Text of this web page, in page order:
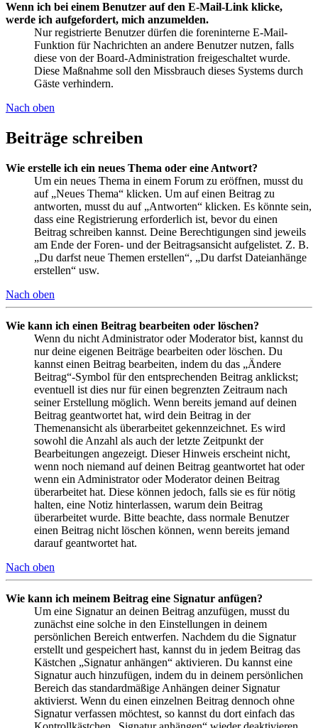
Wenn ich bei einem Benutzer auf den E-Mail-Link klicke,
werde ich aufgefordert, mich anzumelden.
Nur registrierte Benutzer dürfen die foreninterne E-Mail-
Funktion für Nachrichten an andere Benutzer nutzen, falls
diese von der Board-Administration freigeschaltet wurde.
Diese Maßnahme soll den Missbrauch dieses Systems durch
Gäste verhindern.
Nach oben
Beiträge schreiben
Wie erstelle ich ein neues Thema oder eine Antwort?
Um ein neues Thema in einem Forum zu eröffnen, musst du
auf „Neues Thema“ klicken. Um auf einen Beitrag zu
antworten, musst du auf „Antworten“ klicken. Es könnte sein,
dass eine Registrierung erforderlich ist, bevor du einen
Beitrag schreiben kannst. Deine Berechtigungen sind jeweils
am Ende der Foren- und der Beitragsansicht aufgelistet. Z. B.
„Du darfst neue Themen erstellen“, „Du darfst Dateianhänge
erstellen“ usw.
Nach oben
Wie kann ich einen Beitrag bearbeiten oder löschen?
Wenn du nicht Administrator oder Moderator bist, kannst du
nur deine eigenen Beiträge bearbeiten oder löschen. Du
kannst einen Beitrag bearbeiten, indem du das „Ändere
Beitrag“-Symbol für den entsprechenden Beitrag anklickst;
eventuell ist dies nur für einen begrenzten Zeitraum nach
seiner Erstellung möglich. Wenn bereits jemand auf deinen
Beitrag geantwortet hat, wird dein Beitrag in der
Themenansicht als überarbeitet gekennzeichnet. Es wird
sowohl die Anzahl als auch der letzte Zeitpunkt der
Bearbeitungen angezeigt. Dieser Hinweis erscheint nicht,
wenn noch niemand auf deinen Beitrag geantwortet hat oder
wenn ein Administrator oder Moderator deinen Beitrag
überarbeitet hat. Diese können jedoch, falls sie es für nötig
halten, eine Notiz hinterlassen, warum dein Beitrag
überarbeitet wurde. Bitte beachte, dass normale Benutzer
einen Beitrag nicht löschen können, wenn bereits jemand
darauf geantwortet hat.
Nach oben
Wie kann ich meinem Beitrag eine Signatur anfügen?
Um eine Signatur an deinen Beitrag anzufügen, musst du
zunächst eine solche in den Einstellungen in deinem
persönlichen Bereich entwerfen. Nachdem du die Signatur
erstellt und gespeichert hast, kannst du in jedem Beitrag das
Kästchen „Signatur anhängen“ aktivieren. Du kannst eine
Signatur auch hinzufügen, indem du in deinem persönlichen
Bereich das standardmäßige Anhängen deiner Signatur
aktivierst. Wenn du einen einzelnen Beitrag dennoch ohne
Signatur verfassen möchtest, so kannst du dort einfach das